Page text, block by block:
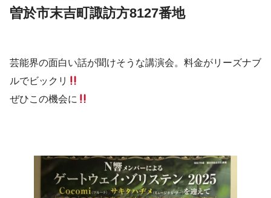
曽於市末吉町諏訪方8127番地
芸能界の面白い話が聞けそうな講演会。料金がリーズナブ
ルでビックリ
ぜひこの機会に